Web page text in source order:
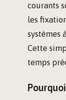
courants
les
systèmes
Cette
temps